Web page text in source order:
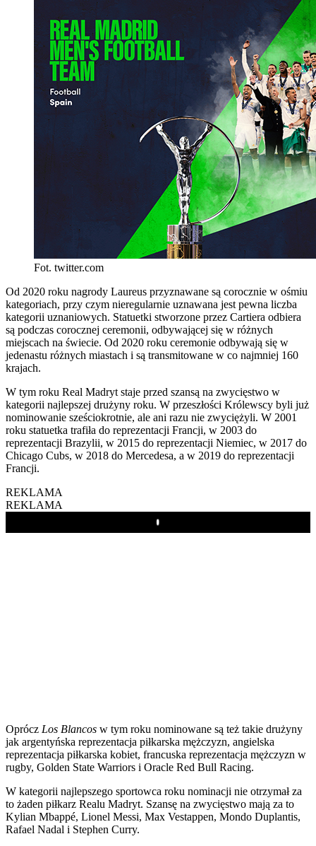
Fot. twitter.com
Od 2020 roku nagrody Laureus przyznawane są corocznie w ośmiu
kategoriach, przy czym nieregularnie uznawana jest pewna liczba
kategorii uznaniowych. Statuetki stworzone przez Cartiera odbiera
są podczas corocznej ceremonii, odbywającej się w różnych
miejscach na świecie. Od 2020 roku ceremonie odbywają się w
jedenastu różnych miastach i są transmitowane w co najmniej 160
krajach.
W tym roku Real Madryt staje przed szansą na zwycięstwo w
kategorii najlepszej drużyny roku. W przeszłości Królewscy byli już
nominowanie sześciokrotnie, ale ani razu nie zwyciężyli. W 2001
roku statuetka trafiła do reprezentacji Francji, w 2003 do
reprezentacji Brazylii, w 2015 do reprezentacji Niemiec, w 2017 do
Chicago Cubs, w 2018 do Mercedesa, a w 2019 do reprezentacji
Francji.
REKLAMA
REKLAMA
Play
Oprócz Los Blancos w tym roku nominowane są też takie drużyny
jak argentyńska reprezentacja piłkarska mężczyzn, angielska
reprezentacja piłkarska kobiet, francuska reprezentacja mężczyzn w
rugby, Golden State Warriors i Oracle Red Bull Racing.
W kategorii najlepszego sportowca roku nominacji nie otrzymał za
to żaden piłkarz Realu Madryt. Szansę na zwycięstwo mają za to
Kylian Mbappé, Lionel Messi, Max Vestappen, Mondo Duplantis,
Rafael Nadal i Stephen Curry.